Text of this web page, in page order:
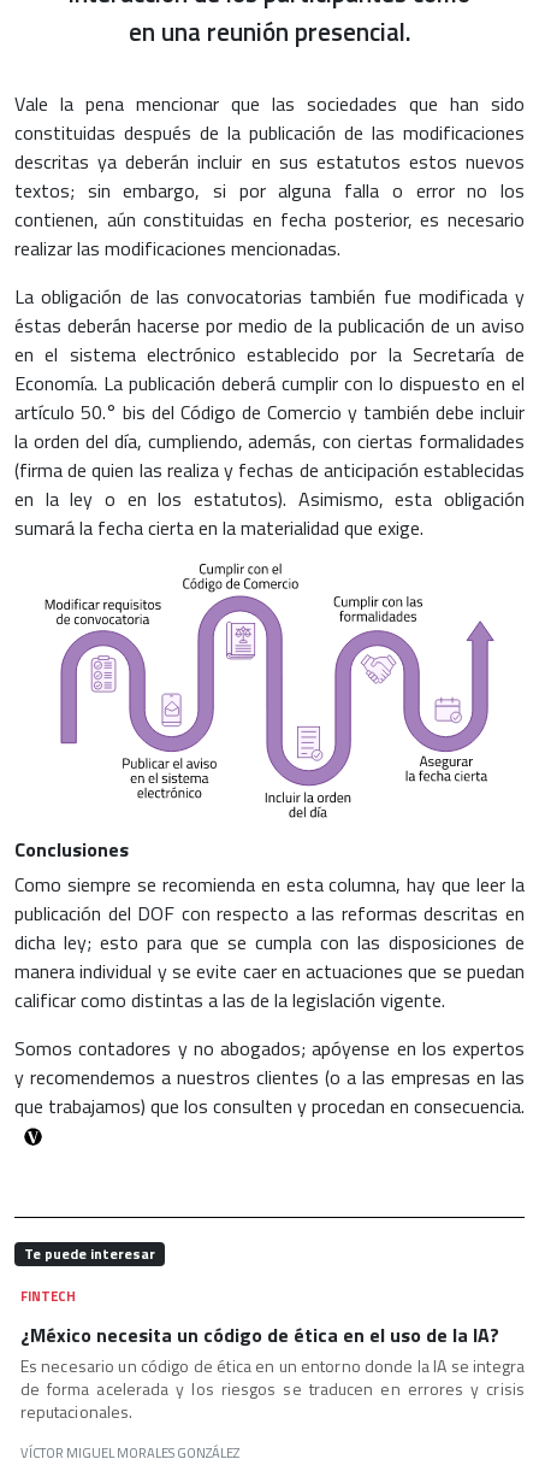
en una reunión presencial.
Vale la pena mencionar que las sociedades que han sido
constituidas después de la publicación de las modificaciones
descritas ya deberán incluir en sus estatutos estos nuevos
textos; sin embargo, si por alguna falla o error no los
contienen, aún constituidas en fecha posterior, es necesario
realizar las modificaciones mencionadas.
La obligación de las convocatorias también fue modificada y
éstas deberán hacerse por medio de la publicación de un aviso
en el sistema electrónico establecido por la Secretaría de
Economía. La publicación deberá cumplir con lo dispuesto en el
artículo 50.° bis del Código de Comercio y también debe incluir
la orden del día, cumpliendo, además, con ciertas formalidades
(firma de quien las realiza y fechas de anticipación establecidas
en la ley o en los estatutos). Asimismo, esta obligación
sumará la fecha cierta en la materialidad que exige.
Conclusiones
Como siempre se recomienda en esta columna, hay que leer la
publicación del DOF con respecto a las reformas descritas en
dicha ley; esto para que se cumpla con las disposiciones de
manera individual y se evite caer en actuaciones que se puedan
calificar como distintas a las de la legislación vigente.
Somos contadores y no abogados; apóyense en los expertos
y recomendemos a nuestros clientes (o a las empresas en las
que trabajamos) que los consulten y procedan en consecuencia.
Te puede interesar
FINTECH
¿México necesita un código de ética en el uso de la IA?
Es necesario un código de ética en un entorno donde la IA se integra
de forma acelerada y los riesgos se traducen en errores y crisis
reputacionales.
VÍCTOR MIGUEL MORALES GONZÁLEZ